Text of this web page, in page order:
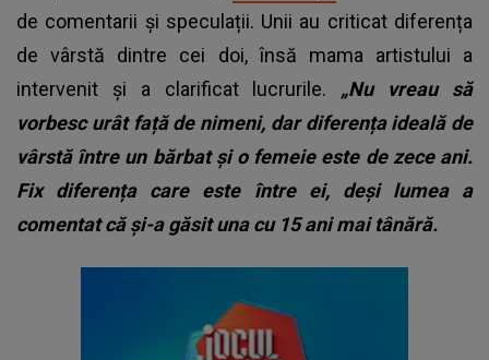
de comentarii și speculații. Unii au criticat diferența
de vârstă dintre cei doi, însă mama artistului a
intervenit și a clarificat lucrurile. „Nu vreau să
vorbesc urât față de nimeni, dar diferența ideală de
vârstă între un bărbat și o femeie este de zece ani.
Fix diferența care este între ei, deși lumea a
comentat că și-a găsit una cu 15 ani mai tânără.